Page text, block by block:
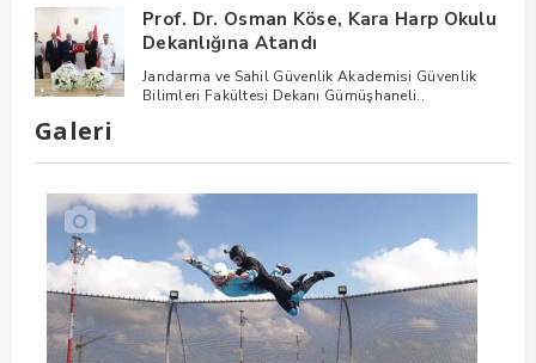
Prof. Dr. Osman Köse, Kara Harp Okulu
Dekanlığına Atandı
Jandarma ve Sahil Güvenlik Akademisi Güvenlik
Bilimleri Fakültesi Dekanı Gümüşhaneli..
Galeri